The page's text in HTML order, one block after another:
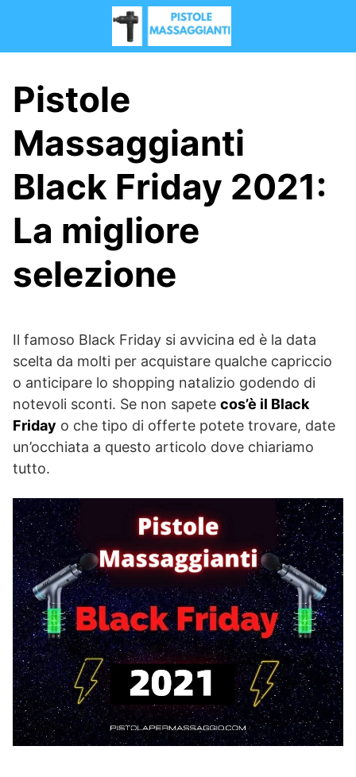
Pistole
Massaggianti
Black Friday 2021:
La migliore
selezione
Il famoso Black Friday si avvicina ed è la data
scelta da molti per acquistare qualche capriccio
o anticipare lo shopping natalizio godendo di
notevoli sconti. Se non sapete cos’è il Black
Friday o che tipo di offerte potete trovare, date
un’occhiata a questo articolo dove chiariamo
tutto.